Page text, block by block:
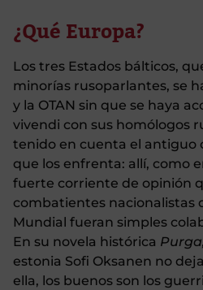
¿Qué Europa?
Los tres Estados bálticos,
minorías rusoparlantes, se
y la OTAN sin que se haya
vivendi con sus homólogos
tenido en cuenta el antiguo
que los enfrenta: allí, como
fuerte corriente de opinión
combatientes nacionalistas
Mundial fueran simples
En su novela histórica Purga,
estonia Sofi Oksanen no
ella, los buenos son los